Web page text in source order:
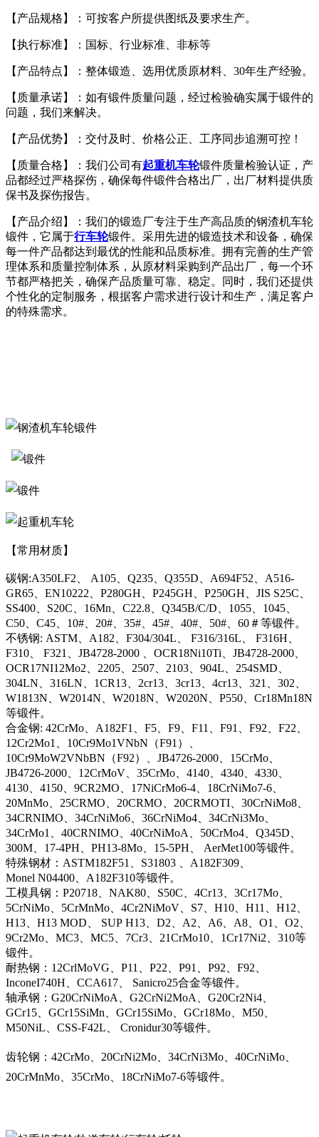
【产品规格】：可按客户所提供图纸及要求生产。
【执行标准】：国标、行业标准、非标等
【产品特点】：整体锻造、选用优质原材料、30年生产经验。
【质量承诺】：如有锻件质量问题，经过检验确实属于锻件的
问题，我们来解决。
【产品优势】：交付及时、价格公正、工序同步追溯可控！
【质量合格】：我们公司有起重机车轮锻件质量检验认证，产
品都经过严格探伤，确保每件锻件合格出厂，出厂材料提供质
保书及探伤报告。
【产品介绍】：我们的锻造厂专注于生产高品质的钢渣机车轮
锻件，它属于行车轮锻件。采用先进的锻造技术和设备，确保
每一件产品都达到最优的性能和品质标准。拥有完善的生产管
理体系和质量控制体系，从原材料采购到产品出厂，每一个环
节都严格把关，确保产品质量可靠、稳定。同时，我们还提供
个性化的定制服务，根据客户需求进行设计和生产，满足客户
的特殊需求。
【常用材质】
碳钢:A350LF2、 A105、Q235、Q355D、A694F52、A516-
GR65、EN10222、P280GH、P245GH、P250GH、JIS S25C、
SS400、S20C、16Mn、C22.8、Q345B/C/D、1055、1045、
C50、C45、10#、20#、35#、45#、40#、50#、60＃等锻件。
不锈钢: ASTM、A182、F304/304L、 F316/316L、 F316H、
F310、 F321、JB4728-2000 、OCR18Ni10Ti、JB4728-2000、
OCR17NI12Mo2、2205、2507、2103、904L、254SMD、
304LN、316LN、1CR13、2cr13、3cr13、4cr13、321、302、
W1813N、W2014N、W2018N、W2020N、P550、Cr18Mn18N
等锻件。
合金钢: 42CrMo、A182F1、F5、F9、F11、F91、F92、F22、
12Cr2Mo1、10Cr9Mo1VNbN（F91）、
10Cr9MoW2VNbBN（F92）、JB4726-2000、15CrMo、
JB4726-2000、12CrMoV、35CrMo、4140、4340、4330、
4130、4150、9CR2MO、17NiCrMo6-4、18CrNiMo7-6、
20MnMo、25CRMO、20CRMO、20CRMOTI、30CrNiMo8、
34CRNIMO、34CrNiMo6、36CrNiMo4、34CrNi3Mo、
34CrMo1、40CRNIMO、40CrNiMoA、50CrMo4、Q345D、
300M、17-4PH、PH13-8Mo、15-5PH、 AerMet100等锻件。
特殊钢材：ASTM182F51、S31803 、A182F309、
Monel N04400、A182F310等锻件。
工模具钢：P20718、NAK80、S50C、4Cr13、3Cr17Mo、
5CrNiMo、5CrMnMo、4Cr2NiMoV、S7、H10、H11、H12、
H13、H13 MOD、 SUP H13、D2、A2、A6、A8、O1、O2、
9Cr2Mo、MC3、MC5、7Cr3、21CrMo10、1Cr17Ni2、310等
锻件。
耐热钢：12CrlMoVG、P11、P22、P91、P92、F92、
InconeI740H、CCA617、 Sanicro25合金等锻件。
轴承钢：G20CrNiMoA、G2CrNi2MoA、G20Cr2Ni4、
GCr15、GCr15SiMn、GCr15SiMo、GCr18Mo、M50、
M50NiL、CSS-F42L、 Cronidur30等锻件。
齿轮钢：42CrMo、20CrNi2Mo、34CrNi3Mo、40CrNiMo、
20CrMnMo、35CrMo、18CrNiMo7-6等锻件。